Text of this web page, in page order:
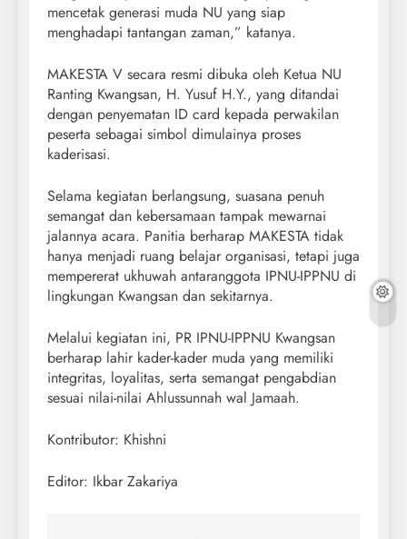
mencetak generasi muda NU yang siap
menghadapi tantangan zaman,” katanya.
MAKESTA V secara resmi dibuka oleh Ketua NU
Ranting Kwangsan, H. Yusuf H.Y., yang ditandai
dengan penyematan ID card kepada perwakilan
peserta sebagai simbol dimulainya proses
kaderisasi.
Selama kegiatan berlangsung, suasana penuh
semangat dan kebersamaan tampak mewarnai
jalannya acara. Panitia berharap MAKESTA tidak
hanya menjadi ruang belajar organisasi, tetapi juga
mempererat ukhuwah antaranggota IPNU-IPPNU di
lingkungan Kwangsan dan sekitarnya.
Melalui kegiatan ini, PR IPNU-IPPNU Kwangsan
berharap lahir kader-kader muda yang memiliki
integritas, loyalitas, serta semangat pengabdian
sesuai nilai-nilai Ahlussunnah wal Jamaah.
Kontributor: Khishni
Editor: Ikbar Zakariya